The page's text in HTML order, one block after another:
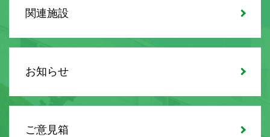
関連施設
お知らせ
ご意見箱